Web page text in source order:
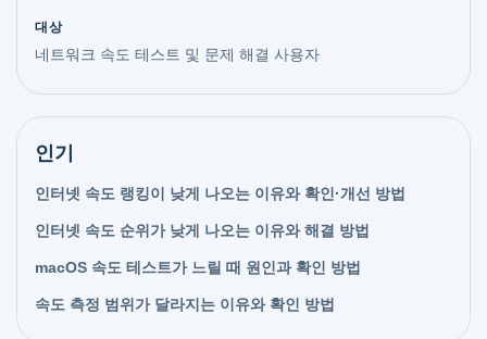
대상
네트워크 속도 테스트 및 문제 해결 사용자
인기
인터넷 속도 랭킹이 낮게 나오는 이유와 확인·개선 방법
인터넷 속도 순위가 낮게 나오는 이유와 해결 방법
macOS 속도 테스트가 느릴 때 원인과 확인 방법
속도 측정 범위가 달라지는 이유와 확인 방법